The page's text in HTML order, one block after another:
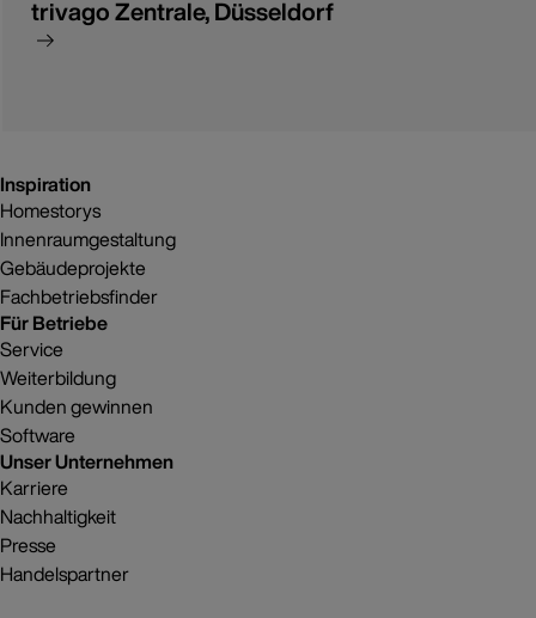
trivago Zentrale, Düsseldorf
Inspiration
Homestorys
Innenraumgestaltung
Gebäudeprojekte
Fachbetriebsfinder
Für Betriebe
Service
Weiterbildung
Kunden gewinnen
Software
Unser Unternehmen
Karriere
Nachhaltigkeit
Presse
Handelspartner